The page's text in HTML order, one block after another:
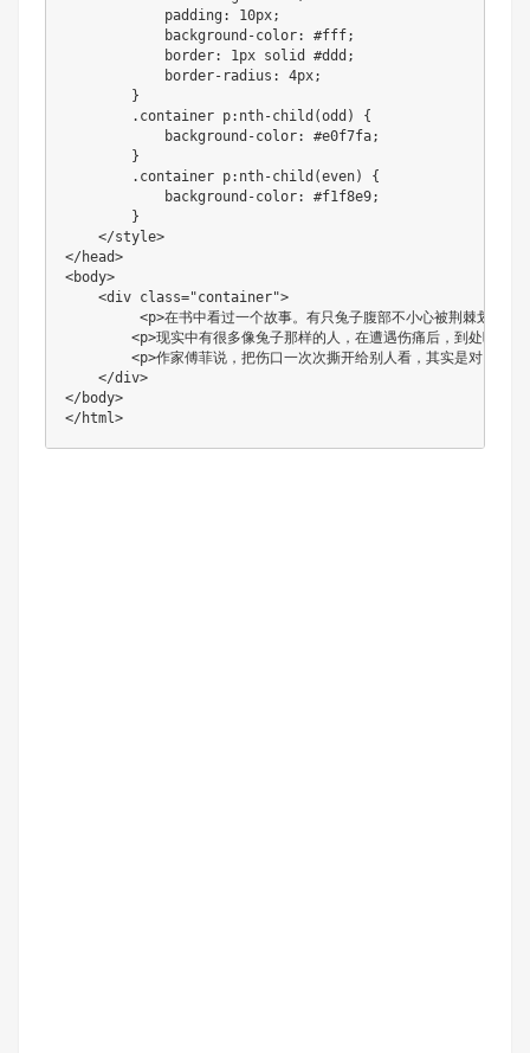
            padding: 10px;
            background-color: #fff;
            border: 1px solid #ddd;
            border-radius: 4px;
        }
        .container p:nth-child(odd) {
            background-color: #e0f7fa;
        }
        .container p:nth-child(even) {
            background-color: #f1f8e9;
        }
    </style>
</head>
<body>
    <div class="container">
<p>在书中看过一个故事。有只兔子腹部不小心被荆棘划伤，
<p>现实中有很多像兔子那样的人，在遭遇伤痛后，到处吆喝
<p>作家傅菲说，把伤口一次次撕开给别人看，其实是对自己
    </div>
</body>
</html>